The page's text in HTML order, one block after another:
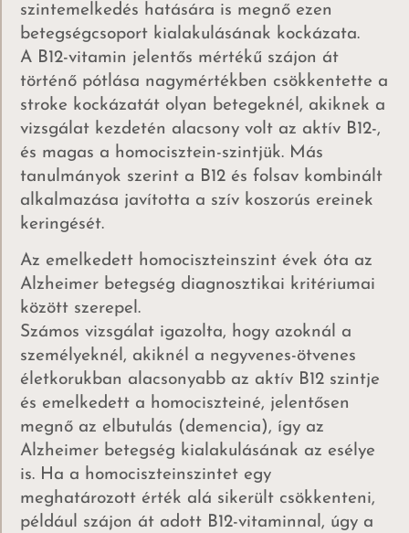
szintemelkedés hatására is megnő ezen
betegségcsoport kialakulásának kockázata.
A B12-vitamin jelentős mértékű szájon át
történő pótlása nagymértékben csökkentette a
stroke kockázatát olyan betegeknél, akiknek a
vizsgálat kezdetén alacsony volt az aktív B12-,
és magas a homocisztein-szintjük. Más
tanulmányok szerint a B12 és folsav kombinált
alkalmazása javította a szív koszorús ereinek
keringését.
Az emelkedett homociszteinszint évek óta az
Alzheimer betegség diagnosztikai kritériumai
között szerepel.
Számos vizsgálat igazolta, hogy azoknál a
személyeknél, akiknél a negyvenes-ötvenes
életkorukban alacsonyabb az aktív B12 szintje
és emelkedett a homociszteiné, jelentősen
megnő az elbutulás (demencia), így az
Alzheimer betegség kialakulásának az esélye
is. Ha a homociszteinszintet egy
meghatározott érték alá sikerült csökkenteni,
például szájon át adott B12-vitaminnal, úgy a